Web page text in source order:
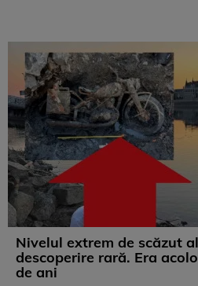
Nivelul extrem de scăzut
descoperire rară. Era
de ani